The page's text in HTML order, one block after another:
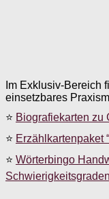
Im Exklusiv-Bereich
einsetzbares
⭐ Biografiekarten zu
⭐ Erzählkartenpaket
⭐ Wörterbingo
Schwierigkeitsgraden